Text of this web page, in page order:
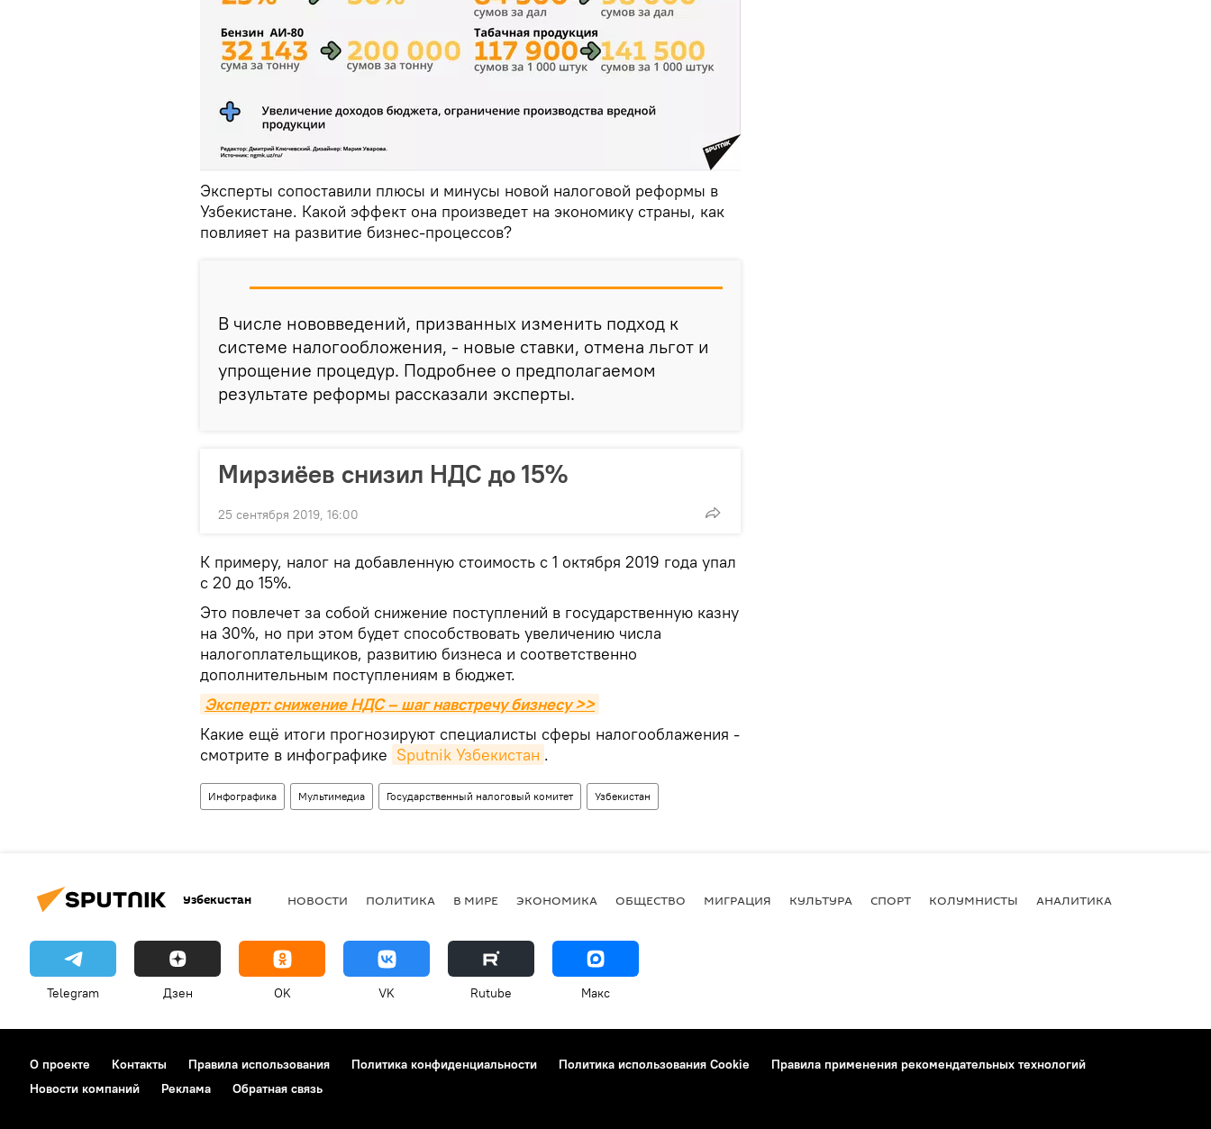
Эксперты сопоставили плюсы и минусы новой налоговой реформы в
Узбекистане. Какой эффект она произведет на экономику страны, как
повлияет на развитие бизнес-процессов?
В числе нововведений, призванных изменить подход к
системе налогообложения, - новые ставки, отмена льгот и
упрощение процедур. Подробнее о предполагаемом
результате реформы рассказали эксперты.
Мирзиёев снизил НДС до 15%
25 сентября 2019, 16:00
К примеру, налог на добавленную стоимость с 1 октября 2019 года упал
с 20 до 15%.
Это повлечет за собой снижение поступлений в государственную казну
на 30%, но при этом будет способствовать увеличению числа
налогоплательщиков, развитию бизнеса и соответственно
дополнительным поступлениям в бюджет.
Эксперт: снижение НДС – шаг навстречу бизнесу >>
Какие ещё итоги прогнозируют специалисты сферы налогооблажения -
смотрите в инфографике Sputnik Узбекистан .
Инфографика Мультимедиа Государственный налоговый комитет Узбекистан
Узбекистан НОВОСТИ ПОЛИТИКА В МИРЕ ЭКОНОМИКА ОБЩЕСТВО МИГРАЦИЯ КУЛЬТУРА СПОРТ КОЛУМНИСТЫ АНАЛИТИКА
Telegram Дзен OK VK Rutube Макс
О проекте Контакты Правила использования Политика конфиденциальности Политика использования Cookie
Правила применения рекомендательных технологий
Новости компаний
Реклама Обратная связь